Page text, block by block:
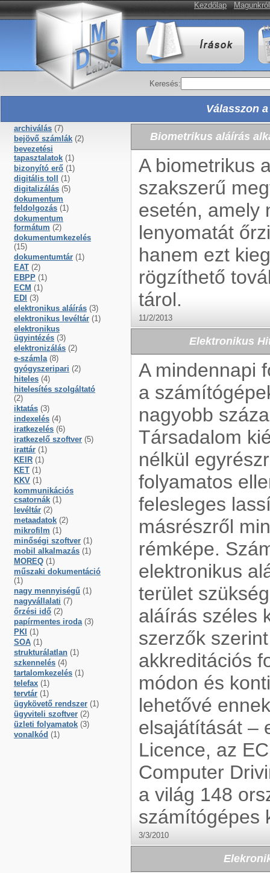
Kezdőlap Magunkról
Keresés:
Válasszon
archiválás (7)
bejövő számlák (2)
bevezetési
tapasztalatok (1)
bizonyító erő (1)
digitális toll
(1)
digitalizálás (5)
dokumentum
feldolgozás (1)
dokumentum
formátum (2)
dokumentumkezelés
(15)
dokumentumtár (1)
EAT (2)
EBPP (1)
ECM (1)
EDI (3)
elektronikus aláírás (3)
elektronikus levéltár (1)
elektronikus
ügyintézés (3)
elektronizálás (2)
e-számla (8)
gyógyszeripari (2)
hiteles (4)
hitelesítés szolgáltató
(2)
iktatás (3)
indexelés (4)
iratkezelés (6)
iratkezelő szoftver (5)
irattár (1)
KEIR (1)
KET (1)
KKV (1)
kommunikációs
csatornák (1)
levéltár (2)
metaadatok (2)
mikrofilm (1)
minőségi szoftver (1)
mobil alkalmazás (1)
MOREQ (1)
műszaki dokumentáció
(1)
nagy mennyiségű (1)
nagyvállalati (7)
őrzési idő (2)
papírmentes iroda (3)
PKI (1)
SOA (1)
strukturálatlan (1)
szkennelés (4)
tartalomkezelés (1)
telefax (1)
tervtár (1)
ügykövető rendszer (1)
ügyviteli szoftver (2)
üzleti folyamatok (3)
vonalkód (1)
Biometrikus aláírás
A biometrikus
szakszerű
esetén, amely
lenyomatát
hanem ezt
rögzíthető
tárol.
11/2/2013
Elektronikus
A mindennapi
a
nagyobb
Társadalom
nélkül
folyamatos
felesleges
másrészről
rémképe.
elektronikus
terület
aláírás széles
szerzők
akkreditációs
módon és
lehetővé
elsajátítását –
Licence, az
Computer
a világ 148
számítógépes
3/3/2010